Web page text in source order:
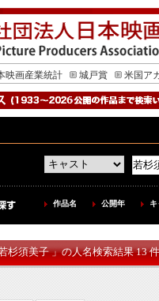
映画産業統計 城戸賞 米国ア
作品名 公開年
杉須美子 」の人名検索結果 13 件